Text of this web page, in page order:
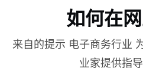
如何在
来自的提示 电子商务行业
业家提供指导